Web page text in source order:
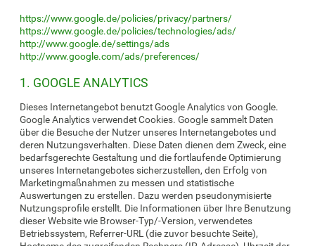
https://www.google.de/policies/privacy/partners/
https://www.google.de/policies/technologies/ads/
http://www.google.de/settings/ads
http://www.google.com/ads/preferences/
1. GOOGLE ANALYTICS
Dieses Internetangebot benutzt Google Analytics von Google.
Google Analytics verwendet Cookies. Google sammelt Daten
über die Besuche der Nutzer unseres Internetangebotes und
deren Nutzungsverhalten. Diese Daten dienen dem Zweck, eine
bedarfsgerechte Gestaltung und die fortlaufende Optimierung
unseres Internetangebotes sicherzustellen, den Erfolg von
Marketingmaßnahmen zu messen und statistische
Auswertungen zu erstellen. Dazu werden pseudonymisierte
Nutzungsprofile erstellt. Die Informationen über Ihre Benutzung
dieser Website wie Browser-Typ/-Version, verwendetes
Betriebssystem, Referrer-URL (die zuvor besuchte Seite),